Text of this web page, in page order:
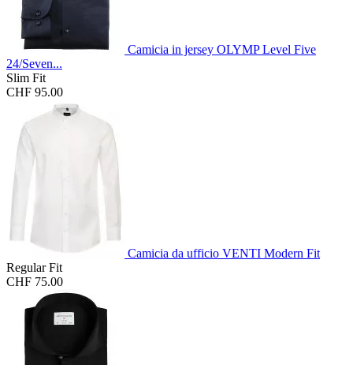
Camicia in jersey OLYMP Level Five
24/Seven...
Slim Fit
CHF 95.00
Camicia da ufficio VENTI Modern Fit
Regular Fit
CHF 75.00